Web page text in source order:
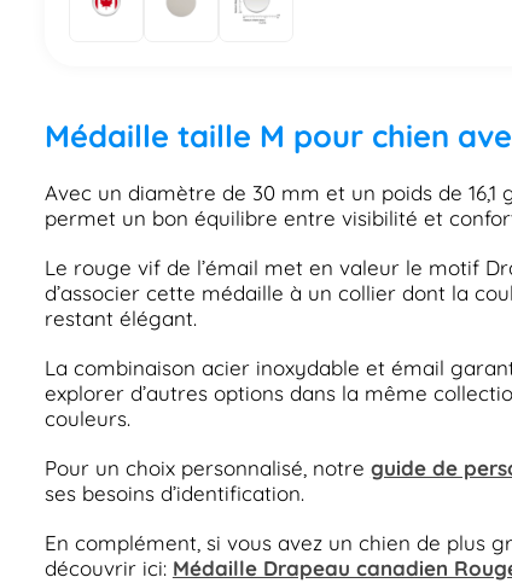
Médaille taille M pour chien
Avec un diamètre de 30 mm et un poids de
permet un bon équilibre entre visibilité et
Le rouge vif de l’émail met en valeur le motif
d’associer cette médaille à un collier dont la
restant élégant.
La combinaison acier inoxydable et émail
explorer d’autres options dans la même
couleurs.
Pour un choix personnalisé, notre guide de
ses besoins d’identification.
En complément, si vous avez un chien de plus
découvrir ici: Médaille Drapeau canadien